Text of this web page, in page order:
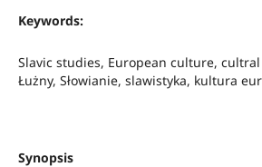
Keywords:
Slavic studies, European culture,
Łużny, Słowianie, slawistyka, kultura
Synopsis